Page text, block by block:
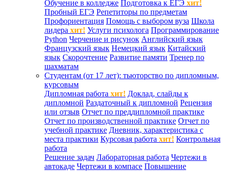
Обучение в колледже Подготовка к ЕГЭ хит!
Пробный ЕГЭ Репетиторы по предметам
Профориентация Помощь с выбором вуза Школа
лидера хит! Услуги психолога Программирование
Python Черчение и рисунок Английский язык
Французский язык Немецкий язык Китайский
язык Скорочтение Развитие памяти Тренер по
шахматам
Студентам (от 17 лет): тьюторство по дипломным,
курсовым
Дипломная работа хит! Доклад, слайды к
дипломной Раздаточный к дипломной Рецензия
или отзыв Отчет по преддипломной практике
Отчет по производственной практике Отчет по
учебной практике Дневник, характеристика с
места практики Курсовая работа хит! Контрольная
работа
Решение задач Лабораторная работа Чертежи в
автокаде Чертежи в компасе Повышение